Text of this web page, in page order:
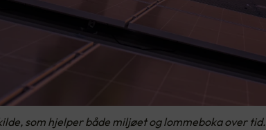
som hjelper både miljøet og lommeboka over